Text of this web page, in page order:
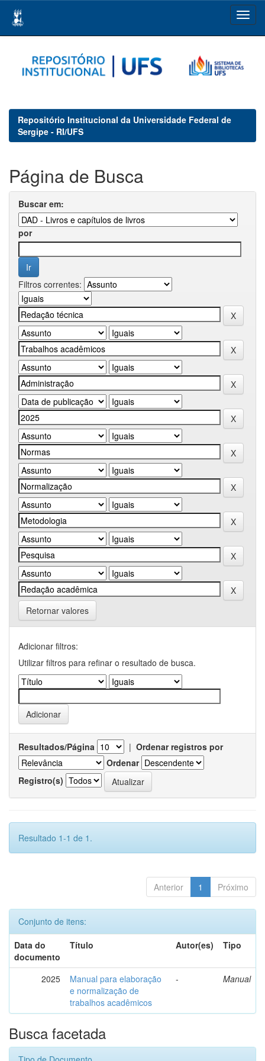
navigation
Repositório Institucional da Universidade Federal de
Sergipe - RI/UFS
Página de Busca
Buscar em:
por
Filtros correntes:
Retornar valores
Adicionar filtros:
Utilizar filtros para refinar o resultado de busca.
Resultados/Página | Ordenar registros por
Ordenar
Registro(s)
Resultado 1-1 de 1.
Anterior 1 Próximo
Conjunto de itens:
Data do
documento
Título Autor(es) Tipo
2025
Manual para elaboração
e normalização de
trabalhos acadêmicos
- Manual
Busca facetada